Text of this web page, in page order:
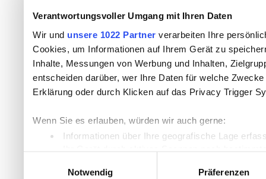
Verantwortungsvoller Umgang mit Ihren Daten
Wir und unsere 1022 Partner verarbeiten Ihre
Cookies, um Informationen auf Ihrem Gerät zu
Inhalte, Messungen von Werbung und Inhalten,
entscheiden darüber, wer Ihre Daten für welche
Erklärung oder durch Klicken auf das Privacy Trigger
Wenn Sie es erlauben, würden wir auch gerne:
Informationen über Ihre geografische Lage
Ihr Gerät durch aktives Scannen nach
Notwendig
Präferenzen